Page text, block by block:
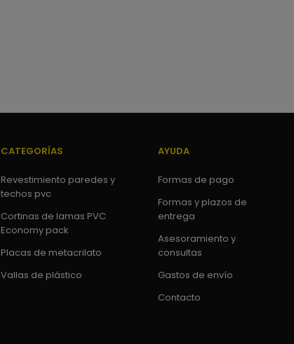
CATEGORÍAS
Revestimiento paredes y
techos pvc
Cortinas de lamas PVC
Economy pack
Placas de metacrilato
Vallas de plástico
AYUDA
Formas de pago
Formas y plazos de
entrega
Asesoramiento y
consultas
Gastos de envío
Contacto